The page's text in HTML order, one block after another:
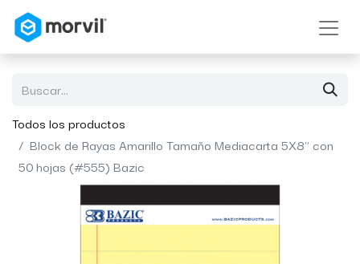
Todos los productos
Block de Rayas Amarillo Tamaño Mediacarta 5X8" con
50 hojas (#555) Bazic